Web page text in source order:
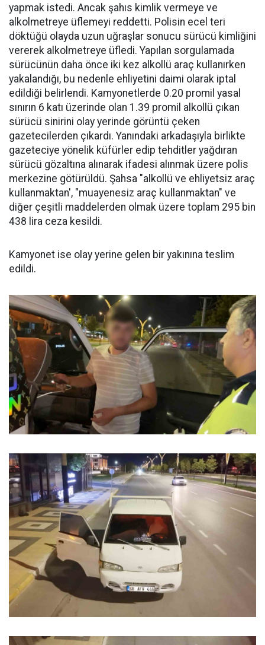
yapmak istedi. Ancak şahıs kimlik vermeye ve
alkolmetreye üflemeyi reddetti. Polisin ecel teri
döktüğü olayda uzun uğraşlar sonucu sürücü kimliğini
vererek alkolmetreye üfledi. Yapılan sorgulamada
sürücünün daha önce iki kez alkollü araç kullanırken
yakalandığı, bu nedenle ehliyetini daimi olarak iptal
edildiği belirlendi. Kamyonetlerde 0.20 promil yasal
sınırın 6 katı üzerinde olan 1.39 promil alkollü çıkan
sürücü sinirini olay yerinde görüntü çeken
gazetecilerden çıkardı. Yanındaki arkadaşıyla birlikte
gazeteciye yönelik küfürler edip tehditler yağdıran
sürücü gözaltına alınarak ifadesi alınmak üzere polis
merkezine götürüldü. Şahsa "alkollü ve ehliyetsiz araç
kullanmaktan', "muayenesiz araç kullanmaktan" ve
diğer çeşitli maddelerden olmak üzere toplam 295 bin
438 lira ceza kesildi.
Kamyonet ise olay yerine gelen bir yakınına teslim
edildi.